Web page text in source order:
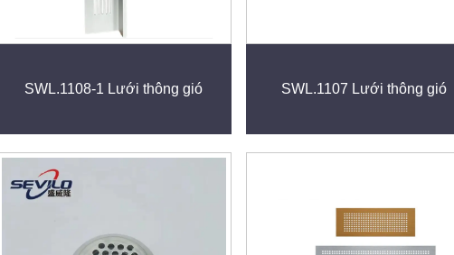
SWL.1108-1 Lưới thông gió SWL.1107 Lưới thông gió